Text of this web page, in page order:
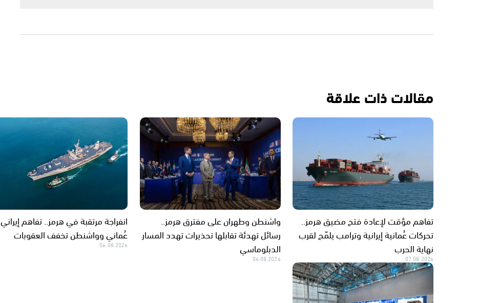
مقالات ذات علاقة
تفاهم مؤقت لإعادة فتح مضيق هرمز..
تحركات عُمانية إيرانية وترامب يلمّح لقرب
نهاية الحرب
07.08.2026
واشنطن وطهران على مفترق هرمز..
رسائل تهدئة تقابلها تحذيرات تهدد المسار
الدبلوماسي
06.08.2026
انفراجة مرتقبة في هرمز.. تفاهم إيراني
عُماني وواشنطن تخفف العقوبات
06.08.2026